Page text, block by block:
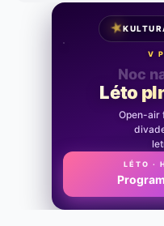
★
V
Noc
Léto
Open-air
LÉTO ·